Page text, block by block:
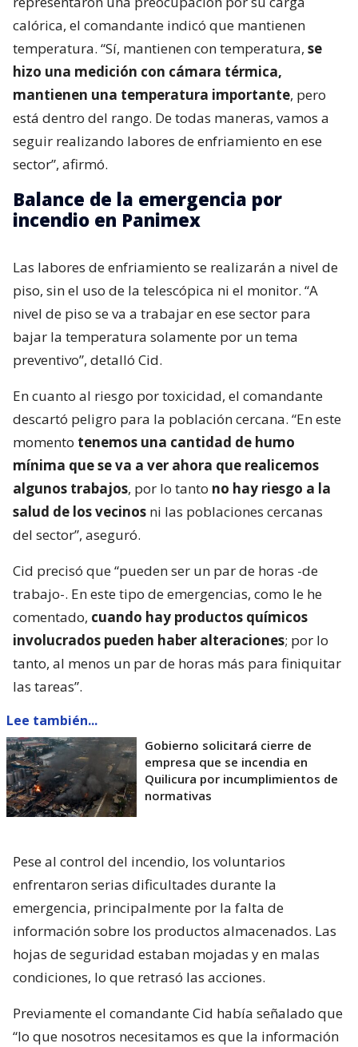
calórica, el comandante indicó que mantienen
temperatura. “Sí, mantienen con temperatura, se
hizo una medición con cámara térmica,
mantienen una temperatura importante, pero
está dentro del rango. De todas maneras, vamos a
seguir realizando labores de enfriamiento en ese
sector”, afirmó.
Balance de la emergencia por
incendio en Panimex
Las labores de enfriamiento se realizarán a nivel de
piso, sin el uso de la telescópica ni el monitor. “A
nivel de piso se va a trabajar en ese sector para
bajar la temperatura solamente por un tema
preventivo”, detalló Cid.
En cuanto al riesgo por toxicidad, el comandante
descartó peligro para la población cercana. “En este
momento tenemos una cantidad de humo
mínima que se va a ver ahora que realicemos
algunos trabajos, por lo tanto no hay riesgo a la
salud de los vecinos ni las poblaciones cercanas
del sector”, aseguró.
Cid precisó que “pueden ser un par de horas -de
trabajo-. En este tipo de emergencias, como le he
comentado, cuando hay productos químicos
involucrados pueden haber alteraciones; por lo
tanto, al menos un par de horas más para finiquitar
las tareas”.
Lee también...
Gobierno solicitará cierre de
empresa que se incendia en
Quilicura por incumplimientos de
normativas
Pese al control del incendio, los voluntarios
enfrentaron serias dificultades durante la
emergencia, principalmente por la falta de
información sobre los productos almacenados. Las
hojas de seguridad estaban mojadas y en malas
condiciones, lo que retrasó las acciones.
Previamente el comandante Cid había señalado que
“lo que nosotros necesitamos es que la información